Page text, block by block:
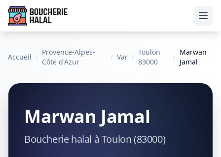
Accueil /
Provence-Alpes-
Côte d'Azur
/ Var /
Toulon
83000
/
Marwan
Jamal
Marwan Jamal
Boucherie halal à Toulon (83000)